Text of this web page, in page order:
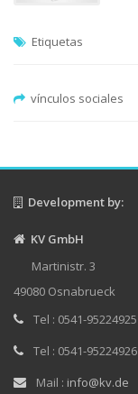
Etiquetas
vínculos sociales
Development by:
KV GmbH
Martinistr. 3
49080 Osnabrueck
Tel : 0541-95224925
Tel : 0541-95224926
Mail : info@kv.de